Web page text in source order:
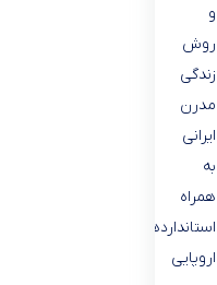
و
روش
زندگى
مدرن
ايرانى
به
همراه
استانداردهاى
اروپايى